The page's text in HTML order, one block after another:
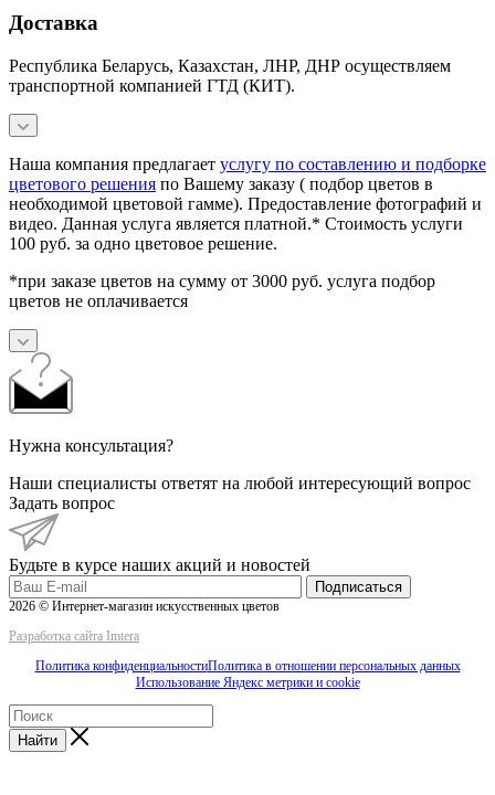
Доставка
Республика Беларусь, Казахстан, ЛНР, ДНР осуществляем
транспортной компанией ГТД (КИТ).
Наша компания предлагает услугу по составлению и подборке
цветового решения по Вашему заказу ( подбор цветов в
необходимой цветовой гамме). Предоставление фотографий и
видео. Данная услуга является платной.* Стоимость услуги
100 руб. за одно цветовое решение.
*при заказе цветов на сумму от 3000 руб. услуга подбор
цветов не оплачивается
Нужна консультация?
Наши специалисты ответят на любой интересующий вопрос
Задать вопрос
Будьте в курсе наших акций и новостей
Подписаться
2026 © Интернет-магазин искусственных цветов
Разработка сайта Imtera
Политика конфиденциальностиПолитика в отношении персональных данных
Использование Яндекс метрики и cookie
Найти